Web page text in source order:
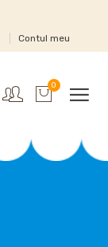
Contul meu
0